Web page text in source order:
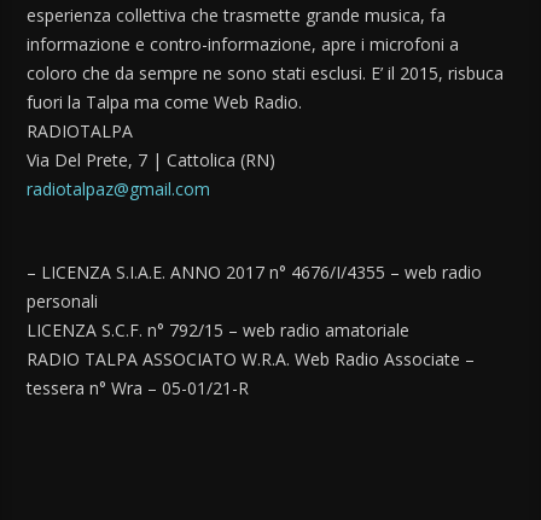
esperienza collettiva che trasmette grande musica, fa
informazione e contro-informazione, apre i microfoni a
coloro che da sempre ne sono stati esclusi. E’ il 2015, risbuca
fuori la Talpa ma come Web Radio.
RADIOTALPA
Via Del Prete, 7 | Cattolica (RN)
radiotalpaz@gmail.com
– LICENZA S.I.A.E. ANNO 2017 n° 4676/I/4355 – web radio
personali
LICENZA S.C.F. n° 792/15 – web radio amatoriale
RADIO TALPA ASSOCIATO W.R.A. Web Radio Associate –
tessera n° Wra – 05-01/21-R